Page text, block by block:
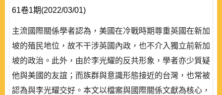
61卷1期(2022/03/01)
主流國際關係學者認為，美國在冷戰時期尊重英國在新加
坡的殖民地位，故不干涉英國內政，也不介入獨立前新加
坡的政治。此外，由於李光耀的反共形象，學者亦少質疑
他與美國的友誼；而族群與意識形態接近的台灣，也常被
認為與李光耀交好。本文以檔案與國際關係文獻為核心，